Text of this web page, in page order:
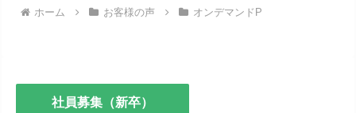
ホーム お客様の声 オンデマンドP
社員募集（新卒）